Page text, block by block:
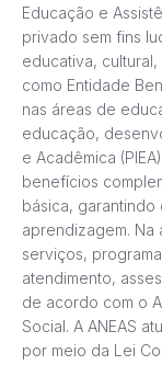
Educação e
privado sem fins
educativa,
como Entidade
nas áreas de
educação,
e Acadêmica
benefícios
básica, garantindo
aprendizagem.
serviços,
atendimento,
de acordo com o
Social. A ANEAS
por meio da Lei